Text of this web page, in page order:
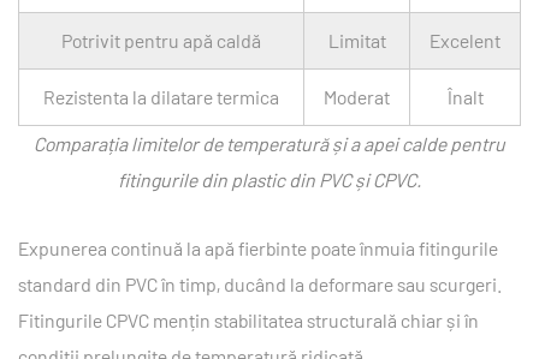
Comparația limitelor de temperatură și a apei calde pentru
fitingurile din plastic din PVC și CPVC.
Potrivit pentru apă caldă Limitat Excelent
Rezistenta la dilatare termica Moderat Înalt
Expunerea continuă la apă fierbinte poate înmuia fitingurile
standard din PVC în timp, ducând la deformare sau scurgeri.
Fitingurile CPVC mențin stabilitatea structurală chiar și în